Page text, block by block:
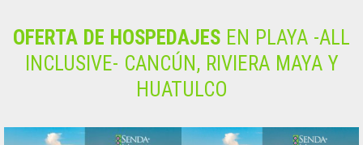
OFERTA DE HOSPEDAJES EN PLAYA -ALL
INCLUSIVE- CANCÚN, RIVIERA MAYA Y
HUATULCO